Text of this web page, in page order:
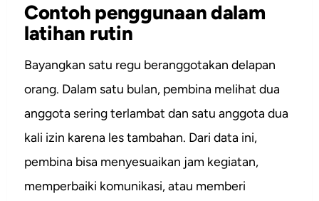
Contoh penggunaan dalam
latihan rutin
Bayangkan satu regu beranggotakan delapan
orang. Dalam satu bulan, pembina melihat dua
anggota sering terlambat dan satu anggota dua
kali izin karena les tambahan. Dari data ini,
pembina bisa menyesuaikan jam kegiatan,
memperbaiki komunikasi, atau memberi